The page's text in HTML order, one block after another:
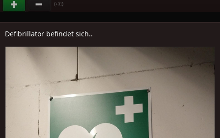
(+31)
Defibrillator befindet sich..